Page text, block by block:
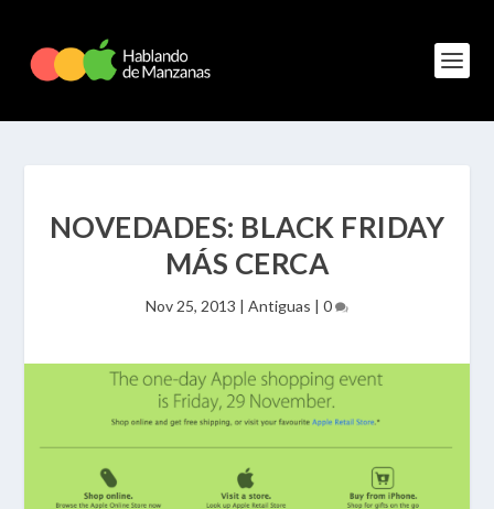
NOVEDADES: BLACK FRIDAY
MÁS CERCA
Nov 25, 2013 | Antiguas | 0